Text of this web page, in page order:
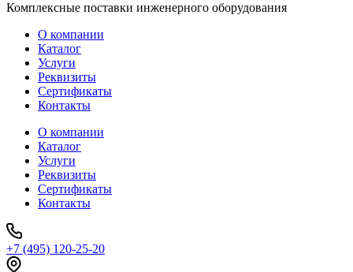
Комплексные поставки инженерного оборудования
О компании
Каталог
Услуги
Реквизиты
Сертификаты
Контакты
О компании
Каталог
Услуги
Реквизиты
Сертификаты
Контакты
+7 (495) 120-25-20